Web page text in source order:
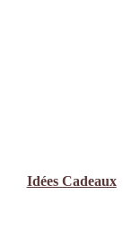
Idées Cadeaux